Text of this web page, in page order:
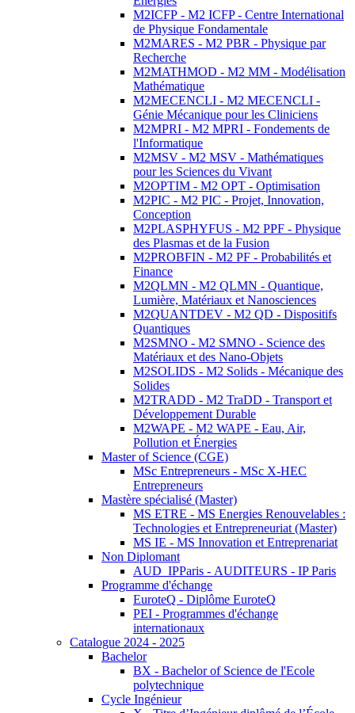
M2ICFP - M2 ICFP - Centre International
de Physique Fondamentale
M2MARES - M2 PBR - Physique par
Recherche
M2MATHMOD - M2 MM - Modélisation
Mathématique
M2MECENCLI - M2 MECENCLI -
Génie Mécanique pour les Cliniciens
M2MPRI - M2 MPRI - Fondements de
l'Informatique
M2MSV - M2 MSV - Mathématiques
pour les Sciences du Vivant
M2OPTIM - M2 OPT - Optimisation
M2PIC - M2 PIC - Projet, Innovation,
Conception
M2PLASPHYFUS - M2 PPF - Physique
des Plasmas et de la Fusion
M2PROBFIN - M2 PF - Probabilités et
Finance
M2QLMN - M2 QLMN - Quantique,
Lumière, Matériaux et Nanosciences
M2QUANTDEV - M2 QD - Dispositifs
Quantiques
M2SMNO - M2 SMNO - Science des
Matériaux et des Nano-Objets
M2SOLIDS - M2 Solids - Mécanique des
Solides
M2TRADD - M2 TraDD - Transport et
Développement Durable
M2WAPE - M2 WAPE - Eau, Air,
Pollution et Énergies
Master of Science (CGE)
MSc Entrepreneurs - MSc X-HEC
Entrepreneurs
Mastère spécialisé (Master)
MS ETRE - MS Energies Renouvelables :
Technologies et Entrepreneuriat (Master)
MS IE - MS Innovation et Entreprenariat
Non Diplomant
AUD_IPParis - AUDITEURS - IP Paris
Programme d'échange
EuroteQ - Diplôme EuroteQ
PEI - Programmes d'échange
internationaux
Catalogue 2024 - 2025
Bachelor
BX - Bachelor of Science de l'Ecole
polytechnique
Cycle Ingénieur